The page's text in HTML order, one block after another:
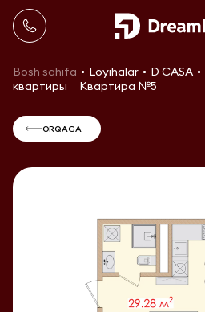
Bosh sahifa Loyihalar D CASA
квартиры
Квартира №5
ORQAGA